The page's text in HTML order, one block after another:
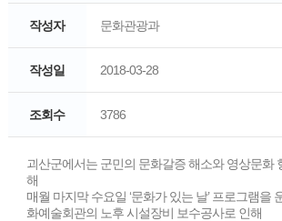
작성자 문화관광과
작성일 2018-03-28
조회수 3786
괴산군에서는 군민의 문화갈증 해소와 영상문화
해
매월 마지막 수요일 ‘문화가 있는 날’ 프로그램을
화예술회관의 노후 시설장비 보수공사로 인해